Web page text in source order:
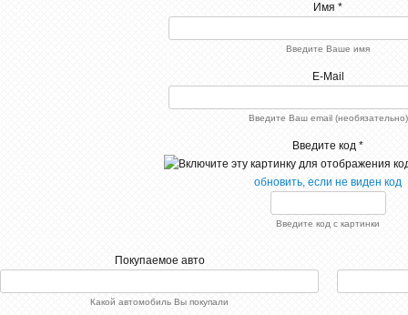
Имя *
Введите Ваше имя
E-Mail
Введите Ваш email (необязательно)
Введите код *
обновить, если не виден код
Введите код с картинки
Покупаемое авто
Какой автомобиль Вы покупали